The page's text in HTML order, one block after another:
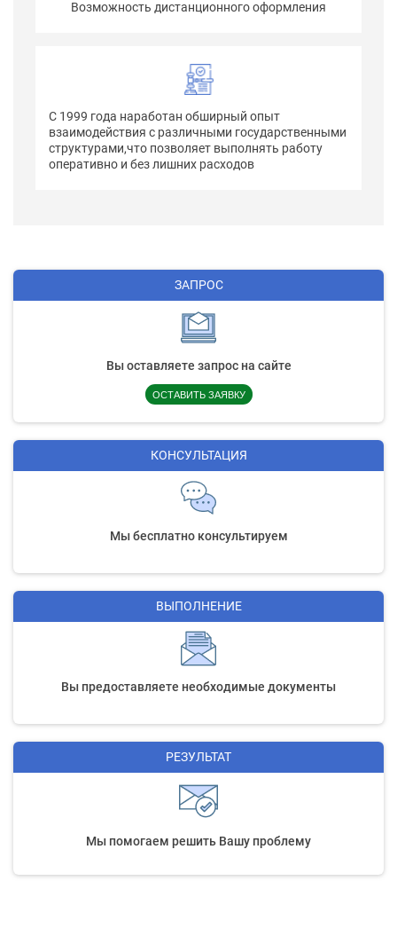
Возможность дистанционного оформления
С 1999 года наработан обширный опыт
взаимодействия с различными государственными
структурами,что позволяет выполнять работу
оперативно и без лишних расходов
ЗАПРОС
Вы оставляете запрос на сайте
ОСТАВИТЬ ЗАЯВКУ
КОНСУЛЬТАЦИЯ
Мы бесплатно консультируем
ВЫПОЛНЕНИЕ
Вы предоставляете необходимые документы
РЕЗУЛЬТАТ
Мы помогаем решить Вашу проблему